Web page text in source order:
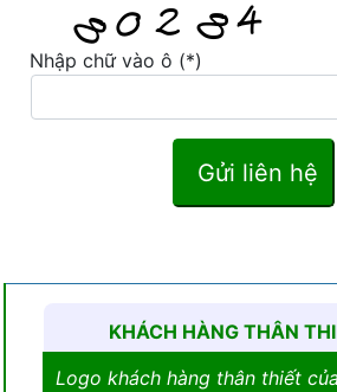
Nhập chữ vào ô (*)
Gửi liên hệ
KHÁCH HÀNG THÂN
Logo khách hàng thân thiết